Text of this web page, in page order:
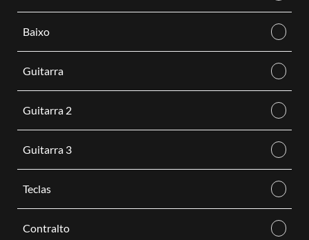
Baixo
Guitarra
Guitarra 2
Guitarra 3
Teclas
Contralto